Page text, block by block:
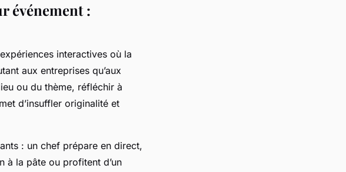
événement :
interactives où la
aux entreprises qu’aux
ou du thème, réfléchir à
d’insuffler originalité et
: un chef prépare en direct,
à la pâte ou profitent d’un